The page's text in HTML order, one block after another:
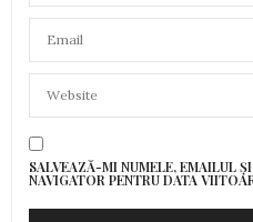
SALVEAZĂ-MI NUMELE, EMAILUL
NAVIGATOR PENTRU DATA